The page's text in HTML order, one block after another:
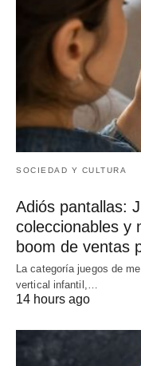
SOCIEDAD Y CULTURA
Adiós pantallas:
coleccionables y
boom de ventas
La categoría juegos de
vertical infantil,…
14 hours ago